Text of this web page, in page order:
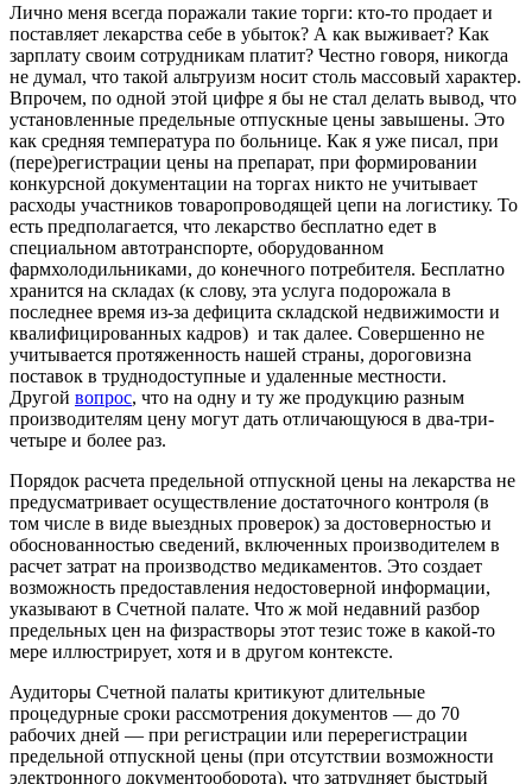
Лично меня всегда поражали такие торги: кто-то продает и
поставляет лекарства себе в убыток? А как выживает? Как
зарплату своим сотрудникам платит? Честно говоря, никогда
не думал, что такой альтруизм носит столь массовый характер.
Впрочем, по одной этой цифре я бы не стал делать вывод, что
установленные предельные отпускные цены завышены. Это
как средняя температура по больнице. Как я уже писал, при
(пере)регистрации цены на препарат, при формировании
конкурсной документации на торгах никто не учитывает
расходы участников товаропроводящей цепи на логистику. То
есть предполагается, что лекарство бесплатно едет в
специальном автотранспорте, оборудованном
фармхолодильниками, до конечного потребителя. Бесплатно
хранится на складах (к слову, эта услуга подорожала в
последнее время из-за дефицита складской недвижимости и
квалифицированных кадров) и так далее. Совершенно не
учитывается протяженность нашей страны, дороговизна
поставок в труднодоступные и удаленные местности.
Другой вопрос, что на одну и ту же продукцию разным
производителям цену могут дать отличающуюся в два-три-
четыре и более раз.
Порядок расчета предельной отпускной цены на лекарства не
предусматривает осуществление достаточного контроля (в
том числе в виде выездных проверок) за достоверностью и
обоснованностью сведений, включенных производителем в
расчет затрат на производство медикаментов. Это создает
возможность предоставления недостоверной информации,
указывают в Счетной палате. Что ж мой недавний разбор
предельных цен на физрастворы этот тезис тоже в какой-то
мере иллюстрирует, хотя и в другом контексте.
Аудиторы Счетной палаты критикуют длительные
процедурные сроки рассмотрения документов — до 70
рабочих дней — при регистрации или перерегистрации
предельной отпускной цены (при отсутствии возможности
электронного документооборота), что затрудняет быстрый